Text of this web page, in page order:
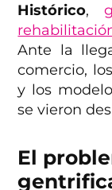
Histórico,
Ante la
comercio,
y los
se vieron
El